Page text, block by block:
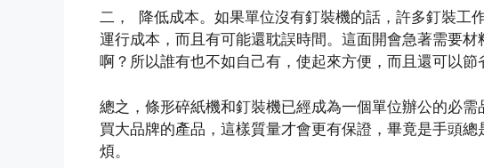
二， 降低成本。如果單位沒有釘裝機的話，許多釘裝工
運行成本，而且有可能還耽誤時間。這面開會急著需要
啊？所以誰有也不如自己有，使起來方便，而且還可以節
總之，條形碎紙機和釘裝機已經成為一個單位辦公的必
買大品牌的產品，這樣質量才會更有保證，畢竟是手頭
煩。